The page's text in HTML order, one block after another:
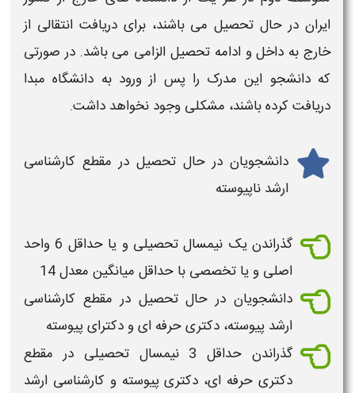
ایران در حال تحصیل می باشند، برای دریافت انتقالی از
خارج به داخل و ادامه تحصیل الزامی می باشد. در صورتی
که دانشجو این مدرک را پس از ورود به دانشگاه مبدا
دریافت کرده باشند، مشکلی وجود نخواهد داشت.
دانشجویان در حال تحصیل در مقطع کارشناسی
ارشد ناپیوسته
گذراندن یک نیمسال تحصیلی و یا حداقل 6 واحد
اصلی و یا تخصصی با حداقل میانگین معدل 14
دانشجویان در حال تحصیل در مقطع کارشناسی
ارشد پیوسته، دکتری حرفه ای و دکترای پیوسته
گذراندن حداقل 3 نیمسال تحصیلی در مقطع
دکتری حرفه ای، دکتری پیوسته و کارشناسی ارشد